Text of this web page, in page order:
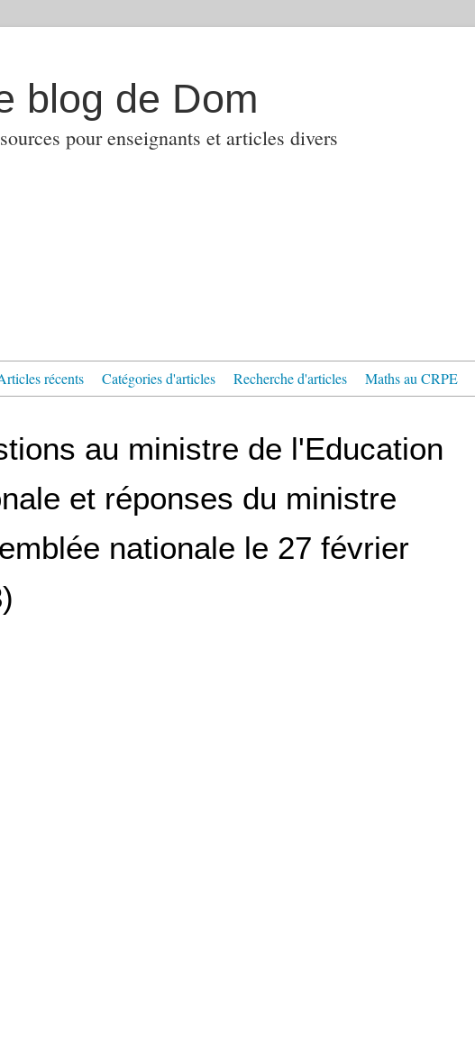
blog de Dom
pour enseignants et articles divers
récents Catégories d'articles Recherche d'articles Maths au CRPE
au ministre de l'Education
et réponses du ministre
nationale le 27 février